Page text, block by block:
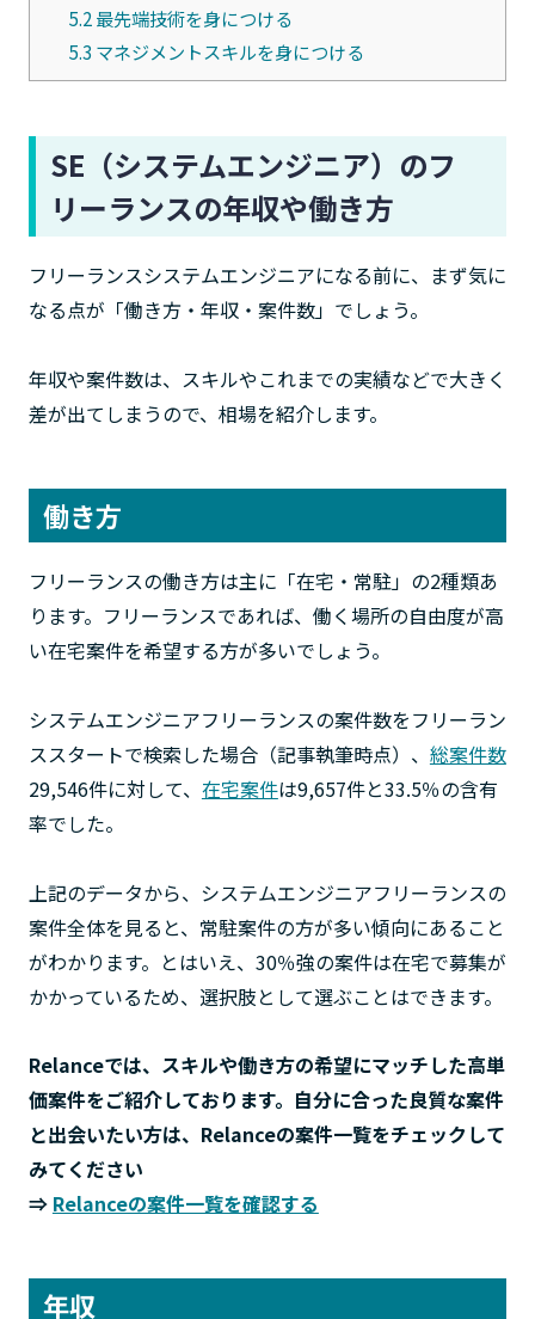
5.2最先端技術を身につける
5.3 マネジメントスキルを身につける
SE（システムエンジニア）のフ
リーランスの年収や働き方
フリーランスシステムエンジニアになる前に、まず気に
なる点が「働き方・年収・案件数」でしょう。
年収や案件数は、スキルやこれまでの実績などで大きく
差が出てしまうので、相場を紹介します。
働き方
フリーランスの働き方は主に「在宅・常駐」の2種類あ
ります。フリーランスであれば、働く場所の自由度が高
い在宅案件を希望する方が多いでしょう。
システムエンジニアフリーランスの案件数をフリーラン
ススタートで検索した場合（記事執筆時点）、 総案件数
29,546件に対して、 在宅案件は9,657件と33.5％の含有
率でした。
上記のデータから、システムエンジニアフリーランスの
案件全体を見ると、常駐案件の方が多い傾向にあること
がわかります。とはいえ、30％強の案件は在宅で募集が
かかっているため、選択肢として選ぶことはできます。
Relanceでは、スキルや働き方の希望にマッチした高単
価案件をご紹介しております。自分に合った良質な案件
と出会いたい方は、 Relanceの案件一覧をチェックして
みてください
⇒ Relanceの案件一覧を確認する
年収